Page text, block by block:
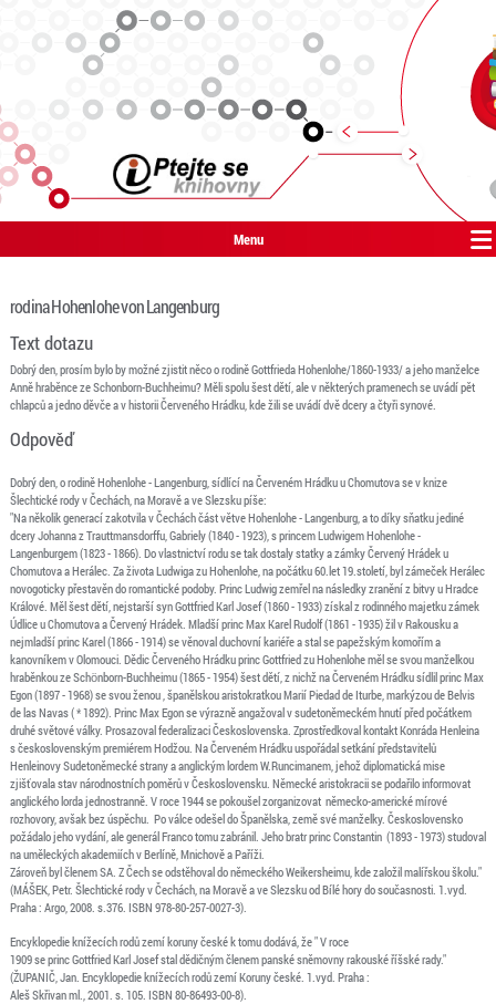
Menu
rodina Hohenlohe von Langenburg
Text dotazu
Dobrý den, prosím bylo by možné zjistit něco o rodině Gottfrieda Hohenlohe/1860-1933/ a jeho manželce
Anně hraběnce ze Schonborn-Buchheimu? Měli spolu šest dětí, ale v některých pramenech se uvádí pět
chlapců a jedno děvče a v historii Červeného Hrádku, kde žili se uvádí dvě dcery a čtyři synové.
Odpověď
Dobrý den, o rodině Hohenlohe - Langenburg, sídlící na Červeném Hrádku u Chomutova se v knize
Šlechtické rody v Čechách, na Moravě a ve Slezsku píše:
"Na několik generací zakotvila v Čechách část větve Hohenlohe - Langenburg, a to díky sňatku jediné
dcery Johanna z Trauttmansdorffu, Gabriely (1840 - 1923), s princem Ludwigem Hohenlohe -
Langenburgem (1823 - 1866). Do vlastnictví rodu se tak dostaly statky a zámky Červený Hrádek u
Chomutova a Herálec. Za života Ludwiga zu Hohenlohe, na počátku 60.let 19.století, byl zámeček Herálec
novogoticky přestavěn do romantické podoby. Princ Ludwig zemřel na následky zranění z bitvy u Hradce
Králové. Měl šest dětí, nejstarší syn Gottfried Karl Josef (1860 - 1933) získal z rodinného majetku zámek
Údlice u Chomutova a Červený Hrádek. Mladší princ Max Karel Rudolf (1861 - 1935) žil v Rakousku a
nejmladší princ Karel (1866 - 1914) se věnoval duchovní kariéře a stal se papežským komořím a
kanovníkem v Olomouci. Dědic Červeného Hrádku princ Gottfried zu Hohenlohe měl se svou manželkou
hraběnkou ze Schönborn-Buchheimu (1865 - 1954) šest dětí, z nichž na Červeném Hrádku sídlil princ Max
Egon (1897 - 1968) se svou ženou , španělskou aristokratkou Marií Piedad de Iturbe, markýzou de Belvis
de las Navas ( * 1892). Princ Max Egon se výrazně angažoval v sudetoněmeckém hnutí před počátkem
druhé světové války. Prosazoval federalizaci Československa. Zprostředkoval kontakt Konráda Henleina
s československým premiérem Hodžou. Na Červeném Hrádku uspořádal setkání představitelů
Henleinovy Sudetoněmecké strany a anglickým lordem W.Runcimanem, jehož diplomatická mise
zjišťovala stav národnostních poměrů v Československu. Německé aristokracii se podařilo informovat
anglického lorda jednostranně. V roce 1944 se pokoušel zorganizovat německo-americké mírové
rozhovory, avšak bez úspěchu. Po válce odešel do Španělska, země své manželky. Československo
požádalo jeho vydání, ale generál Franco tomu zabránil. Jeho bratr princ Constantin (1893 - 1973) studoval
na uměleckých akademiích v Berlíně, Mnichově a Paříži.
Zároveň byl členem SA. Z Čech se odstěhoval do německého Weikersheimu, kde založil malířskou školu."
(MÁŠEK, Petr. Šlechtické rody v Čechách, na Moravě a ve Slezsku od Bílé hory do současnosti. 1.vyd.
Praha : Argo, 2008. s.376. ISBN 978-80-257-0027-3).
Encyklopedie knížecích rodů zemí koruny české k tomu dodává, že " V roce
1909 se princ Gottfried Karl Josef stal dědičným členem panské sněmovny rakouské říšské rady."
(ŽUPANIČ, Jan. Encyklopedie knížecích rodů zemí Koruny české. 1.vyd. Praha :
Aleš Skřivan ml., 2001. s. 105. ISBN 80-86493-00-8).